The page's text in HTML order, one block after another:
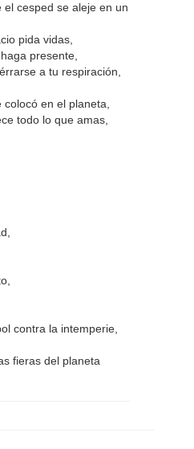
cesped se aleje en un
pida vidas,
presente,
a tu respiración,
en el planeta,
todo lo que amas,
contra la intemperie,
fieras del planeta